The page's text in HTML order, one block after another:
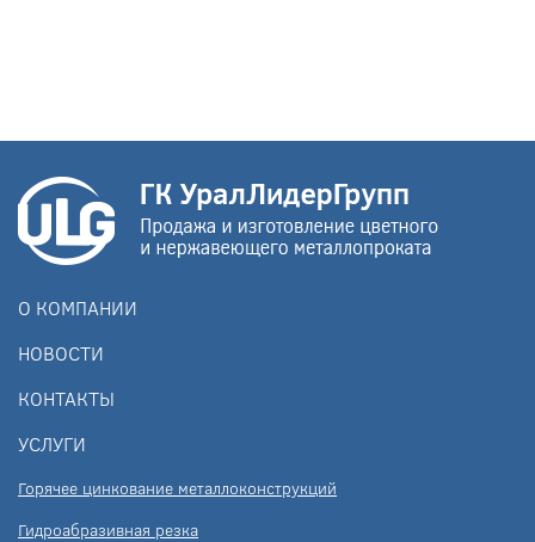
О КОМПАНИИ
НОВОСТИ
КОНТАКТЫ
УСЛУГИ
Горячее цинкование металлоконструкций
Гидроабразивная резка